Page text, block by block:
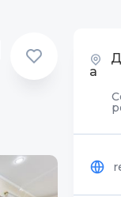
а